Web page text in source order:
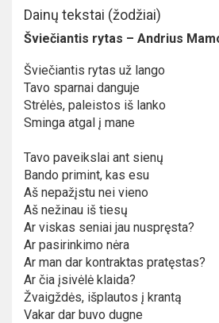
Dainų tekstai (žodžiai)
Šviečiantis rytas – Andrius
Šviečiantis rytas už lango
Tavo sparnai danguje
Strėlės, paleistos iš lanko
Sminga atgal į mane
Tavo paveikslai ant sienų
Bando primint, kas esu
Aš nepažįstu nei vieno
Aš nežinau iš tiesų
Ar viskas seniai jau nuspręsta?
Ar pasirinkimo nėra
Ar man dar kontraktas pratęstas?
Ar čia įsivėlė klaida?
Žvaigždės, išplautos į krantą
Vakar dar buvo dugne